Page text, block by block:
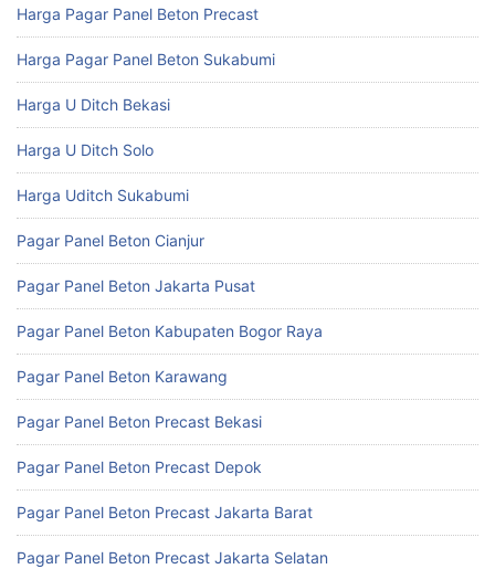
Harga Pagar Panel Beton Precast
Harga Pagar Panel Beton Sukabumi
Harga U Ditch Bekasi
Harga U Ditch Solo
Harga Uditch Sukabumi
Pagar Panel Beton Cianjur
Pagar Panel Beton Jakarta Pusat
Pagar Panel Beton Kabupaten Bogor Raya
Pagar Panel Beton Karawang
Pagar Panel Beton Precast Bekasi
Pagar Panel Beton Precast Depok
Pagar Panel Beton Precast Jakarta Barat
Pagar Panel Beton Precast Jakarta Selatan